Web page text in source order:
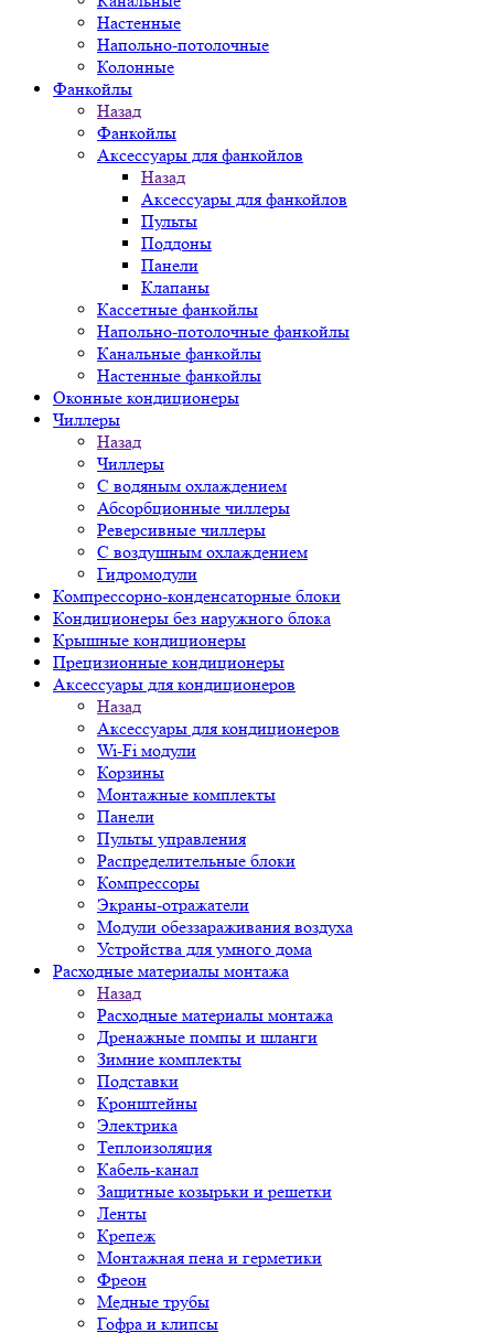
Настенные
Напольно-потолочные
Колонные
Фанкойлы
Назад
Фанкойлы
Аксессуары для фанкойлов
Назад
Аксессуары для фанкойлов
Пульты
Поддоны
Панели
Клапаны
Кассетные фанкойлы
Напольно-потолочные фанкойлы
Канальные фанкойлы
Настенные фанкойлы
Оконные кондиционеры
Чиллеры
Назад
Чиллеры
С водяным охлаждением
Абсорбционные чиллеры
Реверсивные чиллеры
С воздушным охлаждением
Гидромодули
Компрессорно-конденсаторные блоки
Кондиционеры без наружного блока
Крышные кондиционеры
Прецизионные кондиционеры
Аксессуары для кондиционеров
Назад
Аксессуары для кондиционеров
Wi-Fi модули
Корзины
Монтажные комплекты
Панели
Пульты управления
Распределительные блоки
Компрессоры
Экраны-отражатели
Модули обеззараживания воздуха
Устройства для умного дома
Расходные материалы монтажа
Назад
Расходные материалы монтажа
Дренажные помпы и шланги
Зимние комплекты
Подставки
Кронштейны
Электрика
Теплоизоляция
Кабель-канал
Защитные козырьки и решетки
Ленты
Крепеж
Монтажная пена и герметики
Фреон
Медные трубы
Гофра и клипсы